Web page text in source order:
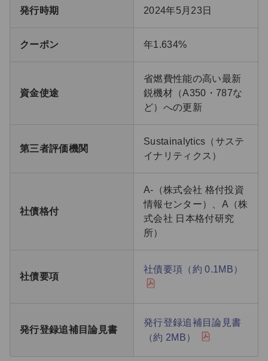
発行時期 2024年5月23日
クーポン 年1.634%
資金使途
省燃費性能の高い最新
鋭機材（A350・787な
ど）への更新
第三者評価機関
Sustainalytics（サステ
イナリティクス）
社債格付
A-（株式会社 格付投資
情報センター）、A（株
式会社 日本格付研究
所）
社債要項
社債要項（約 0.1MB）
発行登録追補目論見書
発行登録追補目論見書
（約 2MB）